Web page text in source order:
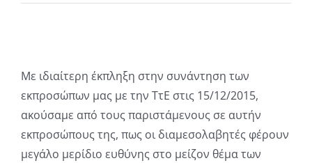
Larger
Image
Με ιδιαίτερη έκπληξη στην συνάντηση των
εκπροσώπων μας με την ΤτΕ στις 15/12/2015,
ακούσαμε από τους παριστάμενους σε αυτήν
εκπροσώπους της, πως οι διαμεσολαβητές φέρουν
μεγάλο μερίδιο ευθύνης στο μείζον θέμα των